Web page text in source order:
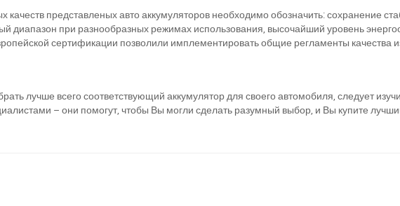
представленых авто аккумуляторов необходимо обозначить: сохранение
диапазон при разнообразных режимах использования, высочайший уровень
сертификации позволили имплементировать общие регламенты качества
лучше всего соответствующий аккумулятор для своего автомобиля, следует
– они помогут, чтобы Вы могли сделать разумный выбор, и Вы купите